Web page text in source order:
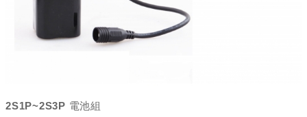
2S1P~2S3P 電池組